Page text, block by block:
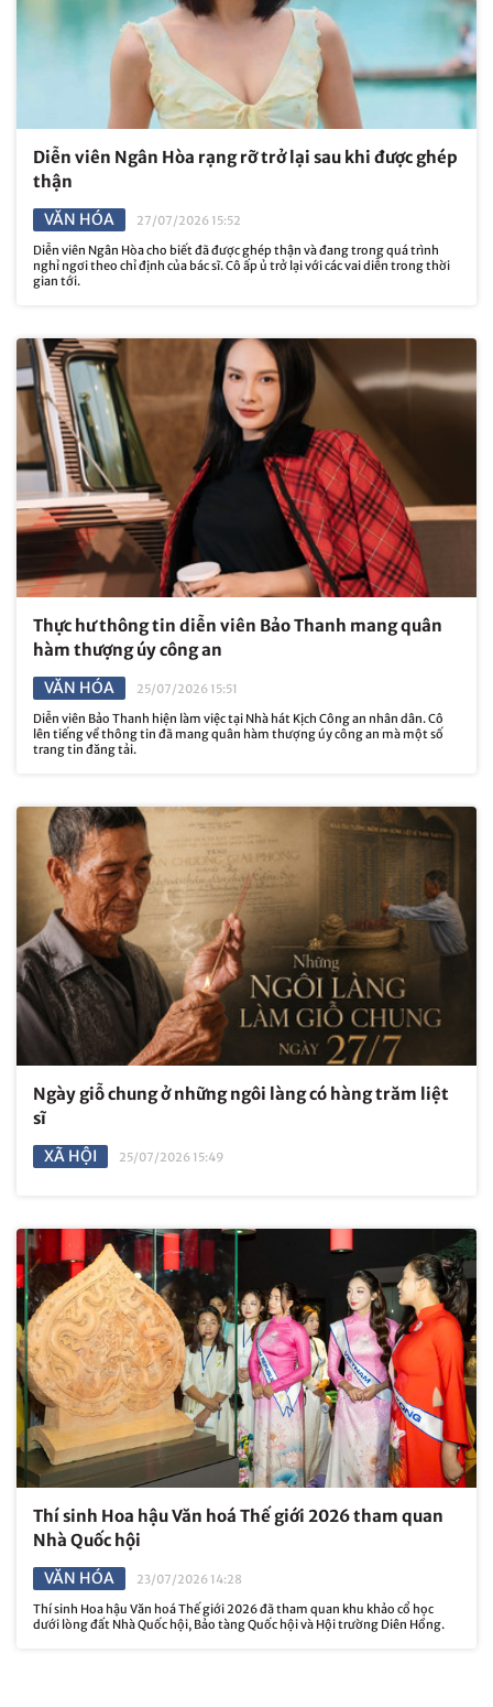
Diễn viên Ngân Hòa rạng rỡ trở lại sau khi được ghép
thận
VĂN HÓA
27/07/2026 15:52
Diễn viên Ngân Hòa cho biết đã được ghép thận và đang trong quá trình
nghỉ ngơi theo chỉ định của bác sĩ. Cô ấp ủ trở lại với các vai diễn trong thời
gian tới.
Thực hư thông tin diễn viên Bảo Thanh mang quân
hàm thượng úy công an
VĂN HÓA
25/07/2026 15:51
Diễn viên Bảo Thanh hiện làm việc tại Nhà hát Kịch Công an nhân dân. Cô
lên tiếng về thông tin đã mang quân hàm thượng úy công an mà một số
trang tin đăng tải.
Ngày giỗ chung ở những ngôi làng có hàng trăm liệt
sĩ
XÃ HỘI 25/07/2026 15:49
Thí sinh Hoa hậu Văn hoá Thế giới 2026 tham quan
Nhà Quốc hội
VĂN HÓA
23/07/2026 14:28
Thí sinh Hoa hậu Văn hoá Thế giới 2026 đã tham quan khu khảo cổ học
dưới lòng đất Nhà Quốc hội, Bảo tàng Quốc hội và Hội trường Diên Hồng.